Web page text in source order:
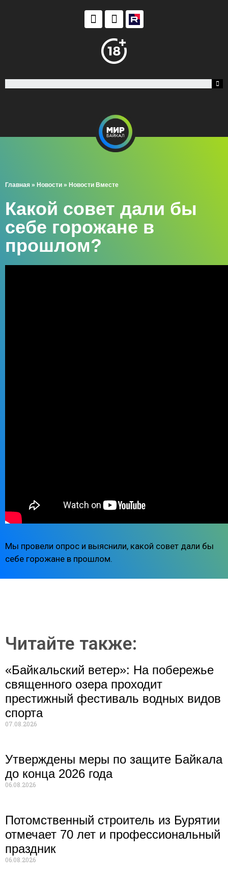
Главная » Новости » Новости Вместе
Какой совет дали бы
себе горожане в
прошлом?
Мы провели опрос и выяснили, какой совет дали бы
себе горожане в прошлом.
Читайте также:
«Байкальский ветер»: На побережье
священного озера проходит
престижный фестиваль водных видов
спорта
07.08.2026
Утверждены меры по защите Байкала
до конца 2026 года
06.08.2026
Потомственный строитель из Бурятии
отмечает 70 лет и профессиональный
праздник
06.08.2026